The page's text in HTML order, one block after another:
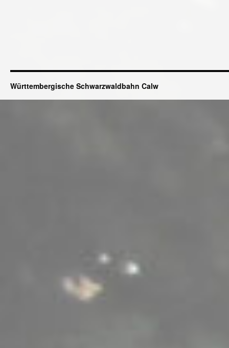
Württembergische Schwarzwaldbahn Calw